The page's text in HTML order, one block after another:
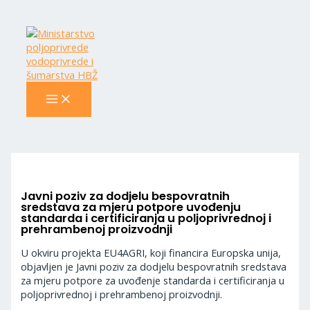
content
Javni poziv za dodjelu bespovratnih
sredstava za mjeru potpore uvođenju
standarda i certificiranja u poljoprivrednoj i
prehrambenoj proizvodnji
U okviru projekta EU4AGRI, koji financira Europska unija,
objavljen je Javni poziv za dodjelu bespovratnih sredstava
za mjeru potpore za uvođenje standarda i certificiranja u
poljoprivrednoj i prehrambenoj proizvodnji.